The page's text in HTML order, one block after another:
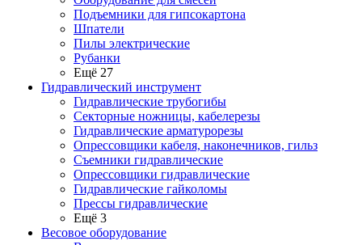
Подъемники для гипсокартона
Шпатели
Пилы электрические
Рубанки
Ещё 27
Гидравлический инструмент
Гидравлические трубогибы
Секторные ножницы, кабелерезы
Гидравлические арматурорезы
Опрессовщики кабеля, наконечников, гильз
Съемники гидравлические
Опрессовщики гидравлические
Гидравлические гайколомы
Прессы гидравлические
Ещё 3
Весовое оборудование